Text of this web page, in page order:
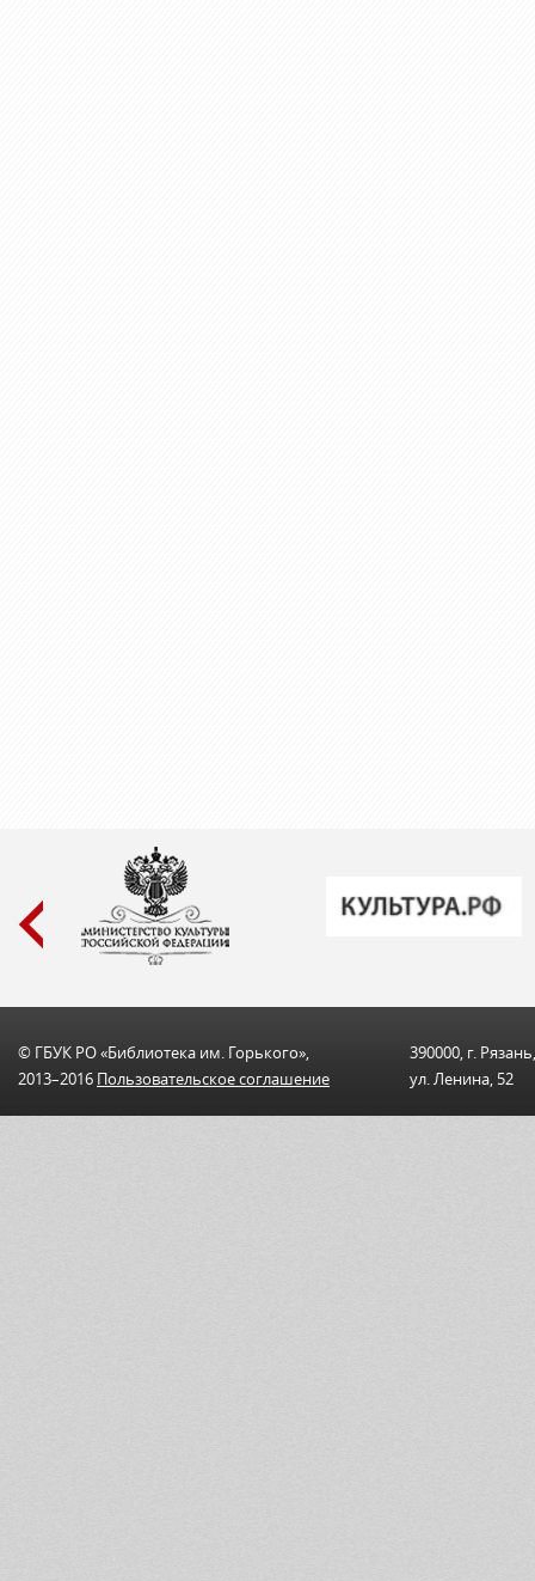
© ГБУК РО «Библиотека им. Горького»,
2013–2016 Пользовательскоe соглашениe
390000, г. Рязань,
ул. Ленина, 52